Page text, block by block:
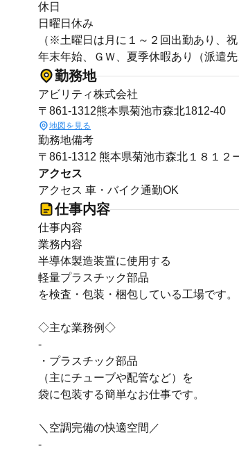
休日
日曜日休み
（※土曜日は月に１～２回出勤あり、
年末年始、ＧＷ、夏季休暇あり（派遣先
勤務地
アビリティ株式会社
〒861-1312熊本県菊池市森北1812-40
地図を見る
勤務地備考
〒861-1312 熊本県菊池市森北１８１２
アクセス
アクセス 車・バイク通勤OK
仕事内容
仕事内容
業務内容
半導体製造装置に使用する
軽量プラスチック部品
を検査・包装・梱包している工場です。
◇主な業務例◇
-
・プラスチック部品
（主にチューブや配管など）を
袋に包装する簡単なお仕事です。
＼空調完備の快適空間／
-